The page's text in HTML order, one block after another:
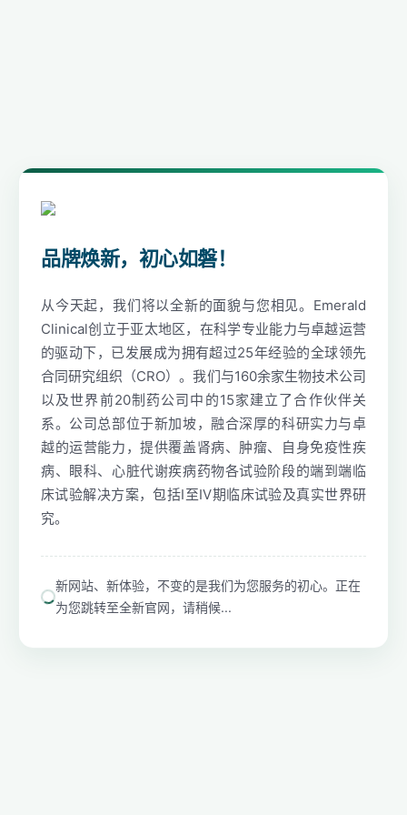
品牌焕新，初心如磐！
从今天起，我们将以全新的面貌与您相见。Emerald
Clinical创立于亚太地区，在科学专业能力与卓越运营
的驱动下，已发展成为拥有超过25年经验的全球领先
合同研究组织（CRO）。我们与160余家生物技术公司
以及世界前20制药公司中的15家建立了合作伙伴关
系。公司总部位于新加坡，融合深厚的科研实力与卓
越的运营能力，提供覆盖肾病、肿瘤、自身免疫性疾
病、眼科、心脏代谢疾病药物各试验阶段的端到端临
床试验解决方案，包括I至IV期临床试验及真实世界研
究。
新网站、新体验，不变的是我们为您服务的初心。正在
为您跳转至全新官网，请稍候...